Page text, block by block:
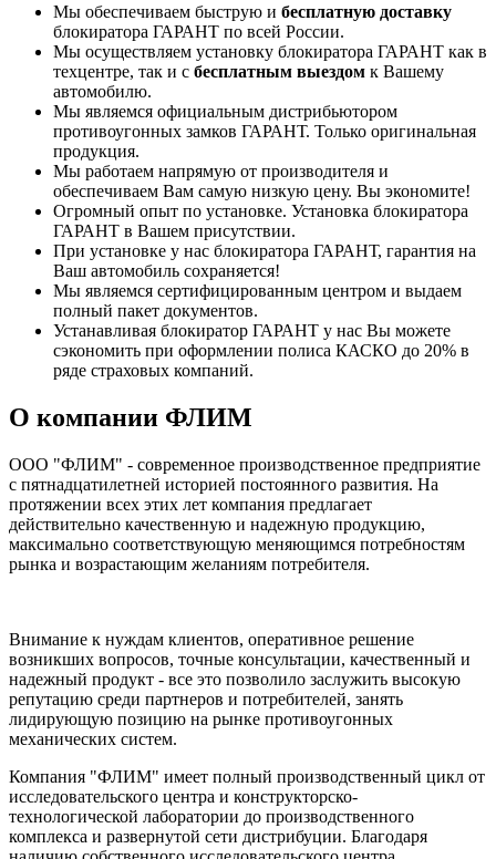
Мы обеспечиваем быструю и бесплатную доставку
блокиратора ГАРАНТ по всей России.
Мы осуществляем установку блокиратора ГАРАНТ как в
техцентре, так и с бесплатным выездом к Вашему
автомобилю.
Мы являемся официальным дистрибьютором
противоугонных замков ГАРАНТ. Только оригинальная
продукция.
Мы работаем напрямую от производителя и
обеспечиваем Вам самую низкую цену. Вы экономите!
Огромный опыт по установке. Установка блокиратора
ГАРАНТ в Вашем присутствии.
При установке у нас блокиратора ГАРАНТ, гарантия на
Ваш автомобиль сохраняется!
Мы являемся сертифицированным центром и выдаем
полный пакет документов.
Устанавливая блокиратор ГАРАНТ у нас Вы можете
сэкономить при оформлении полиса КАСКО до 20% в
ряде страховых компаний.
О компании ФЛИМ
ООО "ФЛИМ" - современное производственное предприятие
с пятнадцатилетней историей постоянного развития. На
протяжении всех этих лет компания предлагает
действительно качественную и надежную продукцию,
максимально соответствующую меняющимся потребностям
рынка и возрастающим желаниям потребителя.
Внимание к нуждам клиентов, оперативное решение
возникших вопросов, точные консультации, качественный и
надежный продукт - все это позволило заслужить высокую
репутацию среди партнеров и потребителей, занять
лидирующую позицию на рынке противоугонных
механических систем.
Компания "ФЛИМ" имеет полный производственный цикл от
исследовательского центра и конструкторско-
технологической лаборатории до производственного
комплекса и развернутой сети дистрибуции. Благодаря